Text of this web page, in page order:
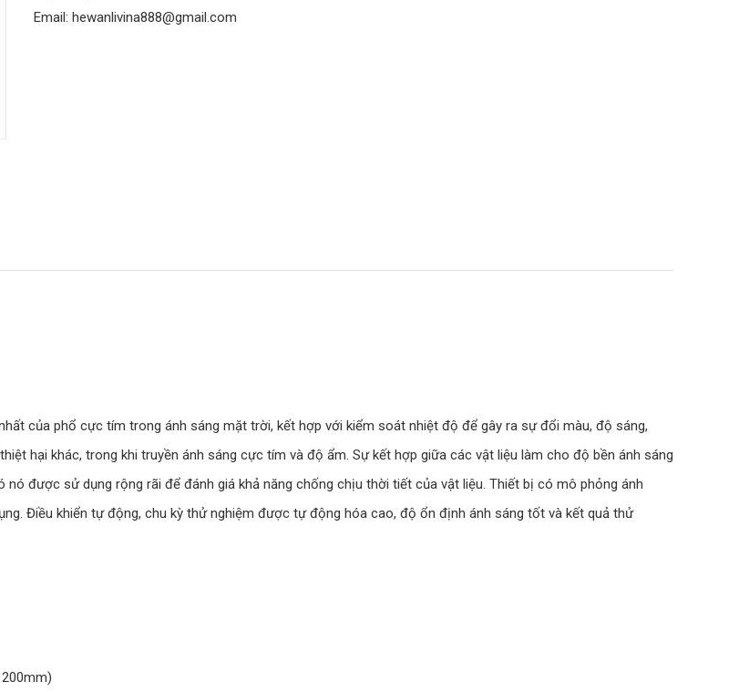
Email: hewanlivina888@gmail.com
của phổ cực tím trong ánh sáng mặt trời, kết hợp với kiểm soát nhiệt độ để gây ra sự đổi màu, độ sáng,
hại khác, trong khi truyền ánh sáng cực tím và độ ẩm. Sự kết hợp giữa các vật liệu làm cho độ bền ánh sáng
được sử dụng rộng rãi để đánh giá khả năng chống chịu thời tiết của vật liệu. Thiết bị có mô phỏng ánh
Điều khiển tự động, chu kỳ thử nghiệm được tự động hóa cao, độ ổn định ánh sáng tốt và kết quả thử